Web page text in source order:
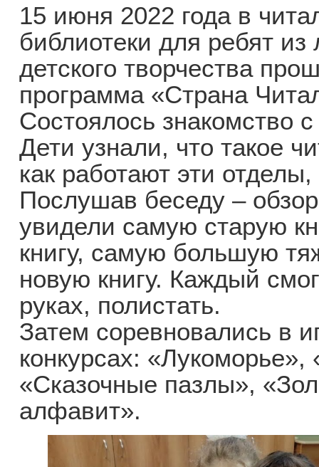
15 июня 2022 года в
библиотеки для ребят из
детского творчества
программа «Страна
Состоялось знакомство
Дети узнали, что такое
как работают эти
Послушав беседу –
увидели самую старую
книгу, самую большую
новую книгу. Каждый
руках, полистать.
Затем соревновались в
конкурсах:
«Сказочные пазлы»,
алфавит».